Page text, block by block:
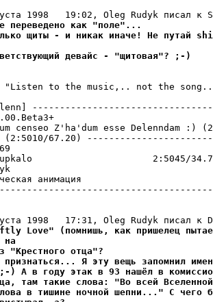
переведено как "поле"...
щиты - и никак иначе! Не путай
девайс - "щитовая"? ;-)
"Listen to the music,.. not the
censeo Z'ha'dum esse Delenndam :)
(2:5010/67.20)
: 16
Tupkalo                      2:5045/
Love" (помнишь, как пришелец
на
отца"?
признаться... Я эту вещь запомнил
) А в году этак в 93 нашёл в
там такие слова: "Во всей
в тишине ночной шепни..." С чего